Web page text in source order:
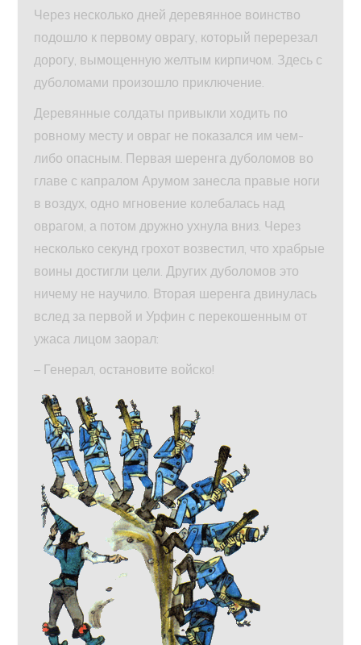
Через несколько дней деревянное воинство
подошло к первому оврагу, который перерезал
дорогу, вымощенную желтым кирпичом. Здесь с
дуболомами произошло приключение.
Деревянные солдаты привыкли ходить по
ровному месту и овраг не показался им чем-
либо опасным. Первая шеренга дуболомов во
главе с капралом Арумом занесла правые ноги
в воздух, одно мгновение колебалась над
оврагом, а потом дружно ухнула вниз. Через
несколько секунд грохот возвестил, что храбрые
воины достигли цели. Других дуболомов это
ничему не научило. Вторая шеренга двинулась
вслед за первой и Урфин с перекошенным от
ужаса лицом заорал:
– Генерал, остановите войско!